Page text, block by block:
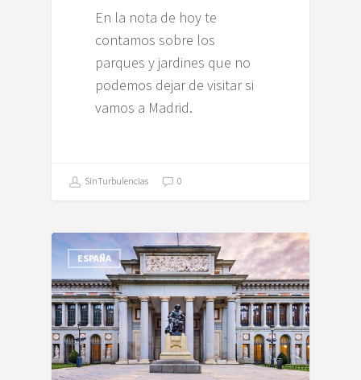
En la nota de hoy te
contamos sobre los
parques y jardines que no
podemos dejar de visitar si
vamos a Madrid.
SinTurbulencias 0
ESPAÑA